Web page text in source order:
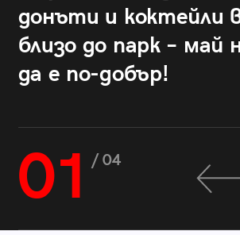
донъти и коктейли
близо до парк – май
да е по-добър!
01 / 04